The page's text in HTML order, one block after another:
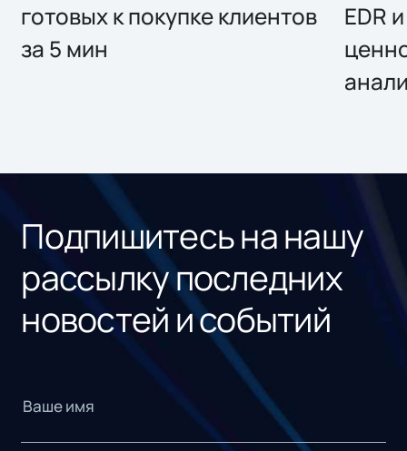
готовых к покупке клиентов
за 5 мин
EDR
Подпишитесь на нашу
рассылку последних
новостей и событий